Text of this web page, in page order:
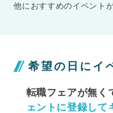
他におすすめのイベント
希望の日にイ
転職フェアが無く
ェントに登録して